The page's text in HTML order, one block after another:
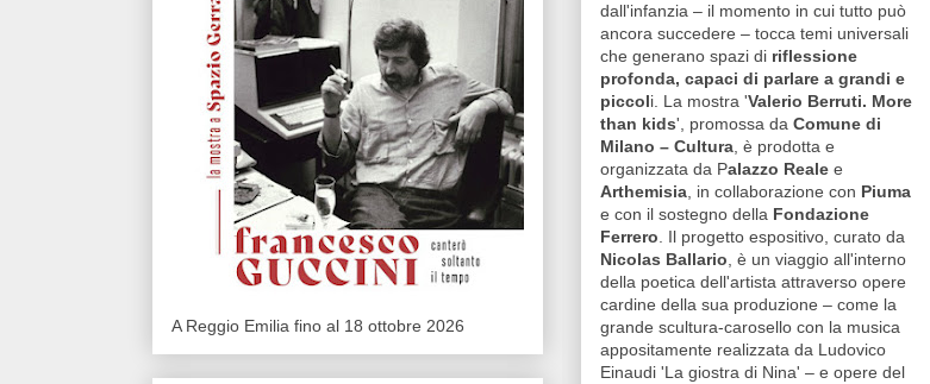
dall'infanzia – il momento in cui tutto può
ancora succedere – tocca temi universali
che generano spazi di riflessione
profonda, capaci di parlare a grandi e
piccoli. La mostra 'Valerio Berruti. More
than kids', promossa da Comune di
Milano – Cultura, è prodotta e
organizzata da Palazzo Reale e
Arthemisia, in collaborazione con Piuma
e con il sostegno della Fondazione
Ferrero. Il progetto espositivo, curato da
Nicolas Ballario, è un viaggio all'interno
della poetica dell'artista attraverso opere
cardine della sua produzione – come la
grande scultura-carosello con la musica
appositamente realizzata da Ludovico
Einaudi 'La giostra di Nina' – e opere del
A Reggio Emilia fino al 18 ottobre 2026